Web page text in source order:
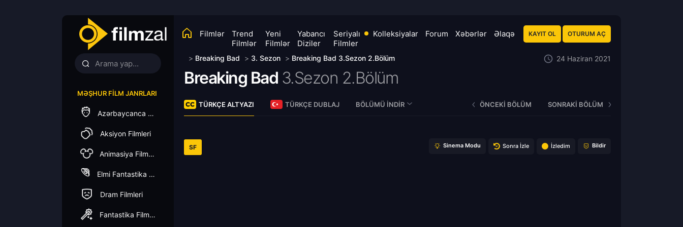
Filmlər
Trend
Filmlər
Yeni
Filmlər
Yabancı
Diziler
Seriyalı
Filmler
Kolleksiyalar Forum Xəbərlər Əlaqə KAYIT OL OTURUM AÇ
MƏŞHUR FILM JANRLARI
Azərbaycanca Dublaj
Aksiyon Filmleri
Animasiya Filmleri
Elmi Fantastika Filmleri
Dram Filmleri
Fantastika Filmleri
> Breaking Bad > 3. Sezon > Breaking Bad 3.Sezon 2.Bölüm 24 Haziran 2021
Breaking Bad 3.Sezon 2.Bölüm
TÜRKÇE ALTYAZI TÜRKÇE DUBLAJ BÖLÜMÜ İNDIR ÖNCEKI BÖLÜM SONRAKI BÖLÜM
SF Sinema Modu Sonra İzle İzledim Bildir